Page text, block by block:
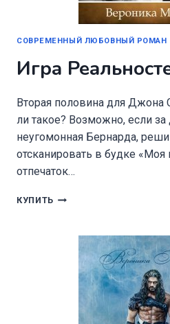
СОВРЕМЕННЫЙ ЛЮБОВНЫЙ РОМАН
Игра
Вторая половина для Джона
ли такое? Возможно, если за
неугомонная Бернарда,
отсканировать в будке «Моя
отпечаток…
КУПИТЬ ИГРА